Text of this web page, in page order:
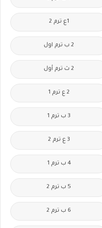
1ع ترم 2
2 ب ترم اول
2 ث ترم أول
2 ع ترم 1
3 ب ترم 1
3 ع ترم 2
4 ب ترم 1
5 ب ترم 2
6 ب ترم 2